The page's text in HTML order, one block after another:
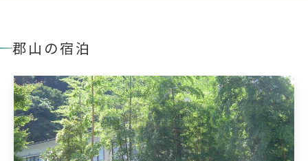
郡山の宿泊